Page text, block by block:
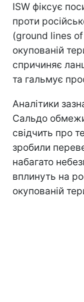
ISW фіксує
проти
(ground lines
окупованій
спричиняє
та гальмує
Аналітики
Сальдо
свідчить про
зробили
набагато
вплинуть на
окупованій